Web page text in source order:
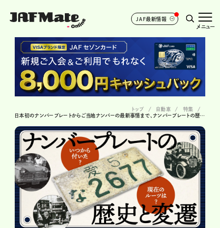
JAF最新情報
メニュー
トップ 自動車
特集
日本初のナンバープレートからご当地ナンバーの最新事情まで、ナンバープレートの歴史と変遷を探る